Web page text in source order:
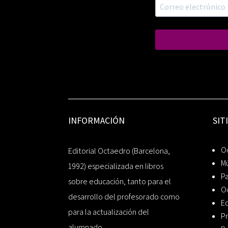
INFORMACIÓN
Editorial Octaedro (Barcelona,
1992) especializada en libros
sobre educación, tanto para el
desarrollo del profesorado como
para la actualización del